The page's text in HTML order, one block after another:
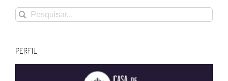
Buscar
resultados
PERFIL